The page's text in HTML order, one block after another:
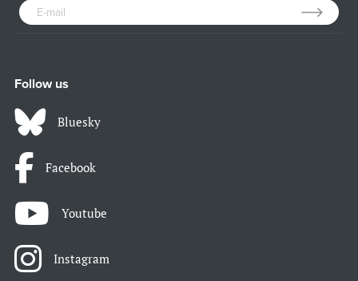
Follow us
Bluesky
Facebook
Youtube
Instagram